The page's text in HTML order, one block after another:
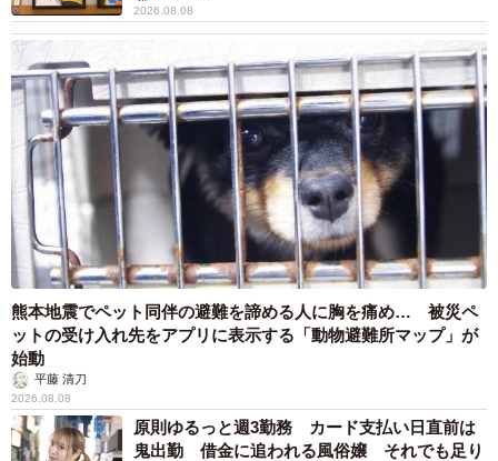
2026.08.08
熊本地震でペット同伴の避難を諦める人に胸を痛め… 被災ペ
ットの受け入れ先をアプリに表示する「動物避難所マップ」が
始動
平藤 清刀
2026.08.08
原則ゆるっと週3勤務 カード支払い日直前は
鬼出勤 借金に追われる風俗嬢 それでも足り